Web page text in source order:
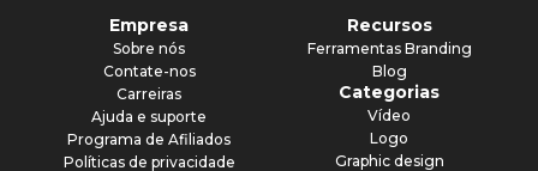
Empresa
Sobre nós
Contate-nos
Carreiras
Ajuda e suporte
Programa de Afiliados
Políticas de privacidade
Recursos
Ferramentas Branding
Blog
Categorias
Vídeo
Logo
Graphic design